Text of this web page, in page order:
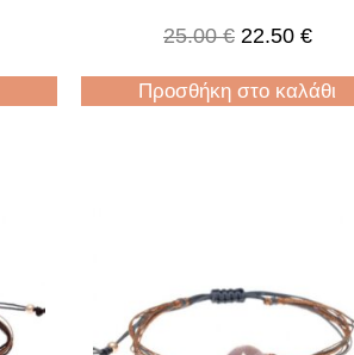
25.00€ 22.50 €
Προσθήκη στο καλάθι